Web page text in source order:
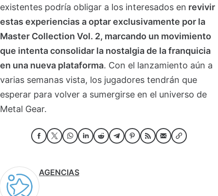
existentes podría obligar a los interesados en revivir
estas experiencias a optar exclusivamente por la
Master Collection Vol. 2, marcando un movimiento
que intenta consolidar la nostalgia de la franquicia
en una nueva plataforma. Con el lanzamiento aún a
varias semanas vista, los jugadores tendrán que
esperar para volver a sumergirse en el universo de
Metal Gear.
AGENCIAS